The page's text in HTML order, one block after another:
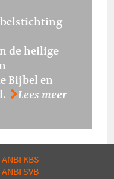
de heilige
Bijbel en
Lees meer
ANBI KBS
ANBI SVB